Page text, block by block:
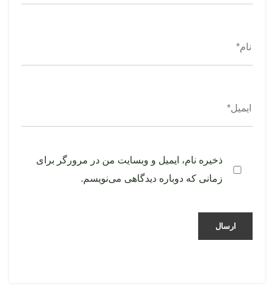
ذخیره نام، ایمیل و وبسایت من در مرورگر برای
زمانی که دوباره دیدگاهی می‌نویسم.